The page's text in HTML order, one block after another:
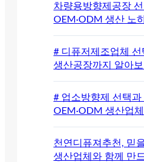
차량용방향제공장
OEM·ODM 생산 노
# 디퓨저제조업체 선
생산공장까지 알아
# 업소방향제 선택
OEM·ODM 생산업
천연디퓨져추천, 믿
생산업체와 함께 만